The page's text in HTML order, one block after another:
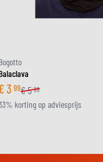
3 99€5 99
korting op adviesprijs